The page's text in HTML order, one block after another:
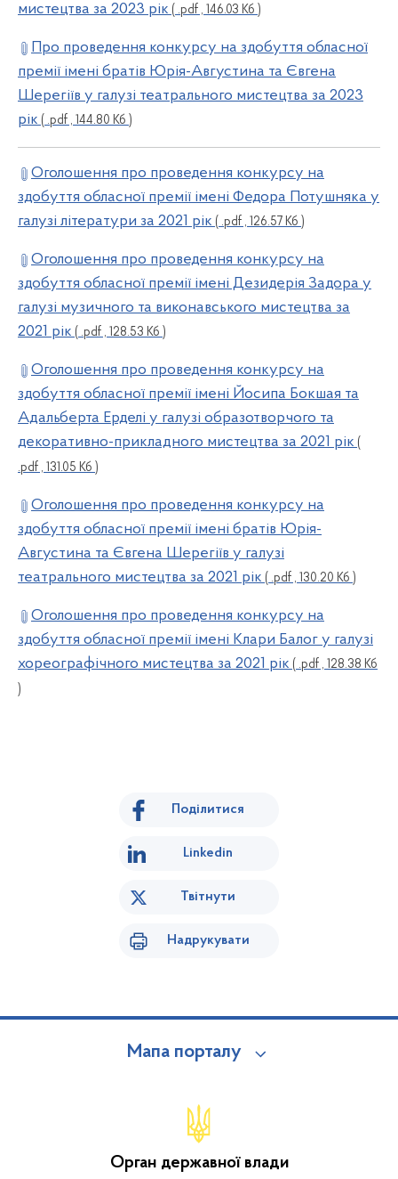
мистецтва за 2023 рік ( .pdf , 146.03 Кб )
Про проведення конкурсу на здобуття обласної
премії імені братів Юрія-Августина та Євгена
Шерегіїв у галузі театрального мистецтва за 2023
рік ( .pdf , 144.80 Кб )
Оголошення про проведення конкурсу на
здобуття обласної премії імені Федора Потушняка у
галузі літератури за 2021 рік ( .pdf , 126.57 Кб )
Оголошення про проведення конкурсу на
здобуття обласної премії імені Дезидерія Задора у
галузі музичного та виконавського мистецтва за
2021 рік ( .pdf , 128.53 Кб )
Оголошення про проведення конкурсу на
здобуття обласної премії імені Йосипа Бокшая та
Адальберта Ерделі у галузі образотворчого та
декоративно-прикладного мистецтва за 2021 рік (
.pdf , 131.05 Кб )
Оголошення про проведення конкурсу на
здобуття обласної премії імені братів Юрія-
Августина та Євгена Шерегіїв у галузі
театрального мистецтва за 2021 рік ( .pdf , 130.20 Кб )
Оголошення про проведення конкурсу на
здобуття обласної премії імені Клари Балог у галузі
хореографічного мистецтва за 2021 рік ( .pdf , 128.38 Кб
)
Поділитися
Linkedin
Твітнути
Надрукувати
Мапа порталу
Орган державної влади